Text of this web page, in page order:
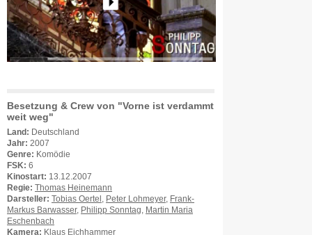
Besetzung & Crew von "Vorne ist verdammt
weit weg"
Land: Deutschland
Jahr: 2007
Genre: Komödie
FSK: 6
Kinostart: 13.12.2007
Regie: Thomas Heinemann
Darsteller: Tobias Oertel Peter Lohmeyer, Frank-
Markus Barwasser, Philipp Sonntag
Martin Maria
Eschenbach
Kamera: Klaus Eichhammer